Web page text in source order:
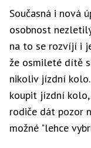
Současná i nová
osobnost
na to se rozvíjí i
že osmileté dítě
nikoliv jízdní
koupit jízdní
rodiče dát pozor
možné "lehce